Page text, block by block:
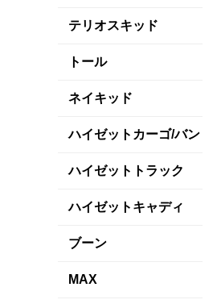
テリオスキッド
トール
ネイキッド
ハイゼットカーゴ/バン
ハイゼットトラック
ハイゼットキャディ
ブーン
MAX